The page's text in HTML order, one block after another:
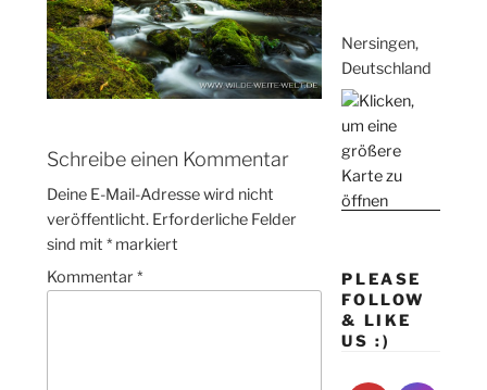
Schreibe einen Kommentar
Deine E-Mail-Adresse wird nicht
veröffentlicht. Erforderliche Felder
sind mit* markiert
Kommentar*
Nersingen,
Deutschland
PLEASE
FOLLOW
& LIKE
US :)